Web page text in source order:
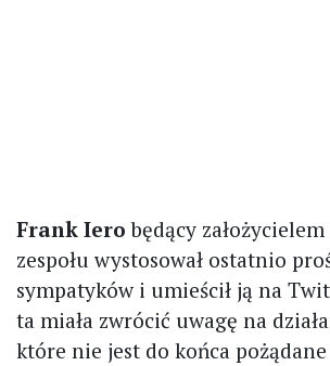
Frank Iero będący
zespołu wystosował ostatnio
sympatyków i umieścił ją na
ta miała zwrócić uwagę na
które nie jest do końca pożądane